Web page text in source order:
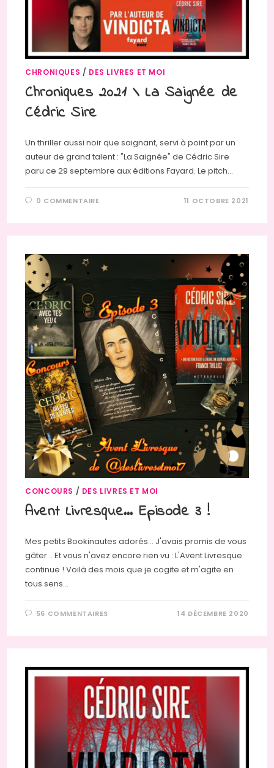
CHRONIQUES / DES LIVRES ET MOI
Chroniques 2021 \ La Saignée de
Cédric Sire
Un thriller aussi noir que saignant, servi à point par un
auteur de grand talent : "La Saignée" de Cédric Sire
paru ce 29 septembre aux éditions Fayard. Le pitch…
0 COMMENTAIRE 11 OCTOBRE 2021
CONCOURS / DES LIVRES ET MOI
Avent Livresque… Episode 3 !
Mes petits Bookinautes adorés... J'avais promis de vous
gâter... Et vous n'avez encore rien vu : L'Avent Livresque
continue ! Voilà des mois que je cogite et m'agite en
tous sens…
56 COMMENTAIRES 14 DÉCEMBRE 2020